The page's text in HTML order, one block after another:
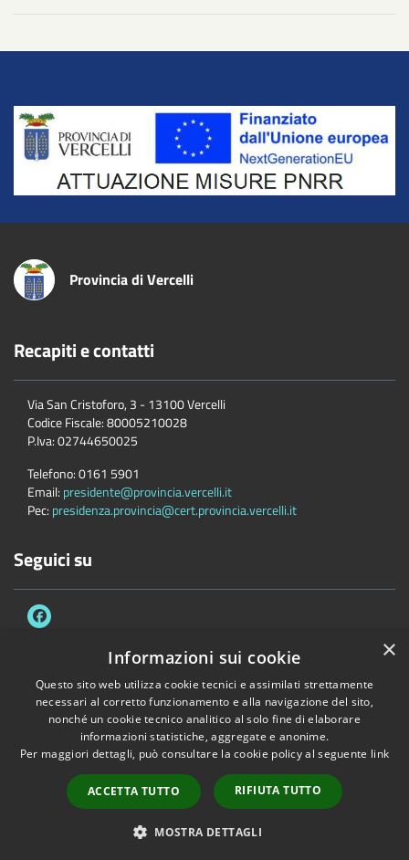
Title
Provincia di Vercelli
Recapiti e contatti
Via San Cristoforo, 3 - 13100 Vercelli
Codice Fiscale:80005210028
P.Iva:02744650025
Telefono:0161 5901
Email: presidente@provincia.vercelli.it
Pec: presidenza.provincia@cert.provincia.vercelli.it
Seguici su
Accessibilità Privacy Cookie
Mappa del sito
Dichiarazione di accessibilità e meccanismo di feedback
Link Utili
Copyright © 2026 • Provincia di Vercelli • Powered byMunicipium•
×
Informazioni sui cookie
Questo sito web utilizza cookie tecnici e assimilati strettamente
necessari al corretto funzionamento e alla navigazione del sito,
nonché un cookie tecnico analitico al solo fine di elaborare
informazioni statistiche, aggregate e anonime.
Per maggiori dettagli, può consultare la cookie policy al seguente link
ACCETTA TUTTO RIFIUTA TUTTO
MOSTRA DETTAGLI